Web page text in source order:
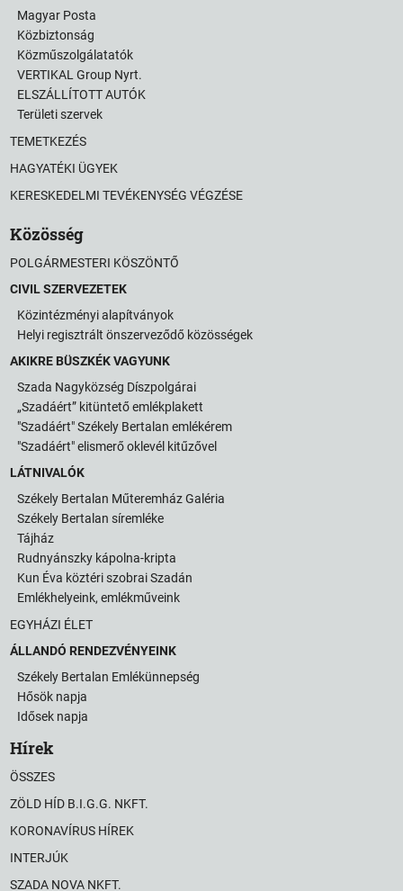
Magyar Posta
Közbiztonság
Közműszolgálatatók
VERTIKAL Group Nyrt.
ELSZÁLLÍTOTT AUTÓK
Területi szervek
TEMETKEZÉS
HAGYATÉKI ÜGYEK
KERESKEDELMI TEVÉKENYSÉG VÉGZÉSE
Közösség
POLGÁRMESTERI KÖSZÖNTŐ
CIVIL SZERVEZETEK
Közintézményi alapítványok
Helyi regisztrált önszerveződő közösségek
AKIKRE BÜSZKÉK VAGYUNK
Szada Nagyközség Díszpolgárai
„Szadáért” kitüntető emlékplakett
"Szadáért" Székely Bertalan emlékérem
"Szadáért" elismerő oklevél kitűzővel
LÁTNIVALÓK
Székely Bertalan Műteremház Galéria
Székely Bertalan síremléke
Tájház
Rudnyánszky kápolna-kripta
Kun Éva köztéri szobrai Szadán
Emlékhelyeink, emlékműveink
EGYHÁZI ÉLET
ÁLLANDÓ RENDEZVÉNYEINK
Székely Bertalan Emlékünnepség
Hősök napja
Idősek napja
Hírek
ÖSSZES
ZÖLD HÍD B.I.G.G. NKFT.
KORONAVÍRUS HÍREK
INTERJÚK
SZADA NOVA NKFT.